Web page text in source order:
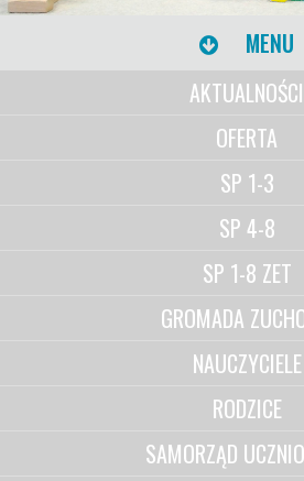
MENU
AKTUALNOŚCI
OFERTA
SP 1-3
SP 4-8
SP 1-8 ZET
GROMADA
NAUCZYCIELE
RODZICE
SAMORZĄD